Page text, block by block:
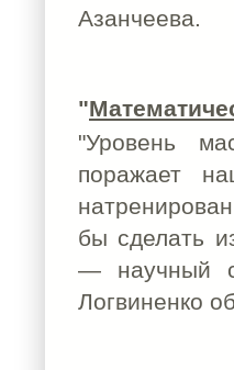
Азанчеева.
"
"Уровень
поражает
бы сделать
— научный
Логвиненко